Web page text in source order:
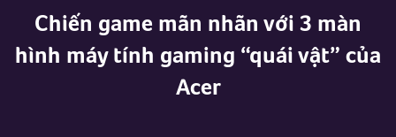
Chiến game mãn nhãn với 3 màn
hình máy tính gaming “quái vật” của
Acer